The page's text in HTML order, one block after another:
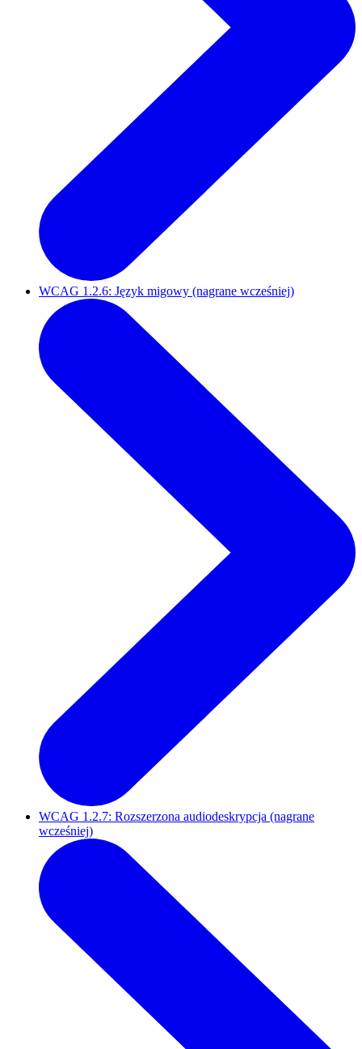
WCAG 1.2.6: Język migowy (nagrane wcześniej)
WCAG 1.2.7: Rozszerzona audiodeskrypcja (nagrane
wcześniej)